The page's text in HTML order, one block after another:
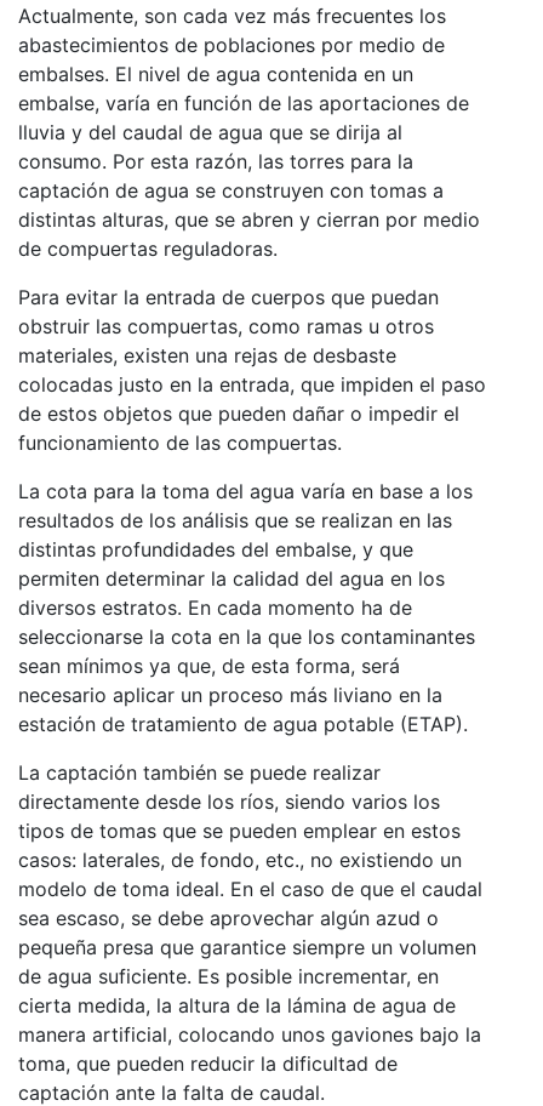
Actualmente, son cada vez más frecuentes los
abastecimientos de poblaciones por medio de
embalses. El nivel de agua contenida en un
embalse, varía en función de las aportaciones de
lluvia y del caudal de agua que se dirija al
consumo. Por esta razón, las torres para la
captación de agua se construyen con tomas a
distintas alturas, que se abren y cierran por medio
de compuertas reguladoras.
Para evitar la entrada de cuerpos que puedan
obstruir las compuertas, como ramas u otros
materiales, existen una rejas de desbaste
colocadas justo en la entrada, que impiden el paso
de estos objetos que pueden dañar o impedir el
funcionamiento de las compuertas.
La cota para la toma del agua varía en base a los
resultados de los análisis que se realizan en las
distintas profundidades del embalse, y que
permiten determinar la calidad del agua en los
diversos estratos. En cada momento ha de
seleccionarse la cota en la que los contaminantes
sean mínimos ya que, de esta forma, será
necesario aplicar un proceso más liviano en la
estación de tratamiento de agua potable (ETAP).
La captación también se puede realizar
directamente desde los ríos, siendo varios los
tipos de tomas que se pueden emplear en estos
casos: laterales, de fondo, etc., no existiendo un
modelo de toma ideal. En el caso de que el caudal
sea escaso, se debe aprovechar algún azud o
pequeña presa que garantice siempre un volumen
de agua suficiente. Es posible incrementar, en
cierta medida, la altura de la lámina de agua de
manera artificial, colocando unos gaviones bajo la
toma, que pueden reducir la dificultad de
captación ante la falta de caudal.